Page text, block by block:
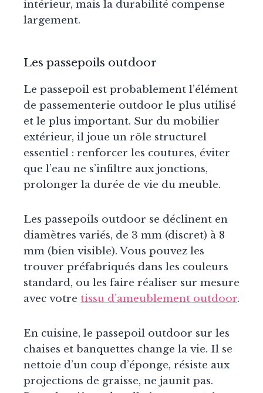
intérieur, mais la durabilité compense
largement.
Les passepoils outdoor
Le passepoil est probablement l’élément
de passementerie outdoor le plus utilisé
et le plus important. Sur du mobilier
extérieur, il joue un rôle structurel
essentiel : renforcer les coutures, éviter
que l’eau ne s’infiltre aux jonctions,
prolonger la durée de vie du meuble.
Les passepoils outdoor se déclinent en
diamètres variés, de 3 mm (discret) à 8
mm (bien visible). Vous pouvez les
trouver préfabriqués dans les couleurs
standard, ou les faire réaliser sur mesure
avec votre tissu d’ameublement outdoor.
En cuisine, le passepoil outdoor sur les
chaises et banquettes change la vie. Il se
nettoie d’un coup d’éponge, résiste aux
projections de graisse, ne jaunit pas.